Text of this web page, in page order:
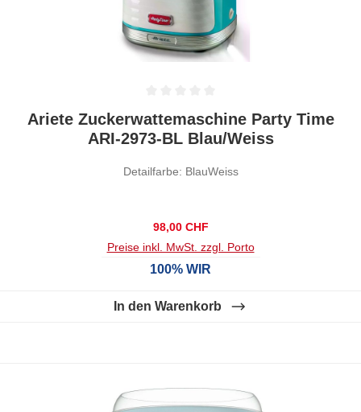
Durchschnittliche Bewertung von 0 von 5 Sternen
Ariete Zuckerwattemaschine Party Time
ARI-2973-BL Blau/Weiss
Detailfarbe: BlauWeiss
Regulärer Preis:
98,00 CHF
Preise inkl. MwSt. zzgl. Porto
100% WIR
In den Warenkorb